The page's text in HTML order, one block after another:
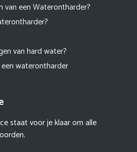
van een Waterontharder?
van hard water?
waterontharder
staat voor je klaar om alle